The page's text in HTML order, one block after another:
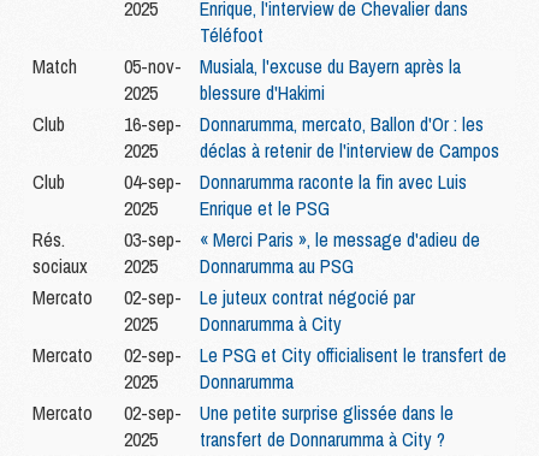
2025
Enrique, l'interview de Chevalier dans
Téléfoot
Match
05-nov-
2025
Musiala, l'excuse du Bayern après la
blessure d'Hakimi
Club
16-sep-
2025
Donnarumma, mercato, Ballon d'Or : les
déclas à retenir de l'interview de Campos
Club
04-sep-
2025
Donnarumma raconte la fin avec Luis
Enrique et le PSG
Rés.
sociaux
03-sep-
2025
« Merci Paris », le message d'adieu de
Donnarumma au PSG
Mercato
02-sep-
2025
Le juteux contrat négocié par
Donnarumma à City
Mercato
02-sep-
2025
Le PSG et City officialisent le transfert de
Donnarumma
Mercato
02-sep-
2025
Une petite surprise glissée dans le
transfert de Donnarumma à City ?